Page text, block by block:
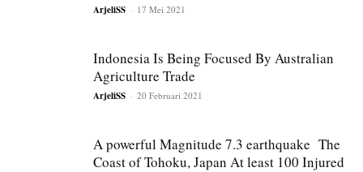
ArjeliSS - 17 Mei 2021
Indonesia Is Being Focused By Australian
Agriculture Trade
ArjeliSS - 20 Februari 2021
A powerful Magnitude 7.3 earthquake The
Coast of Tohoku, Japan At least 100 Injured